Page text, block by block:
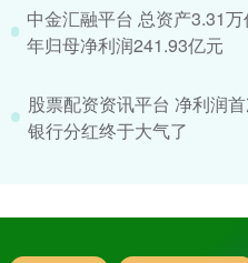
中金汇融平台 总资产3.31
年归母净利润241.93亿元
股票配资资讯平台 净利润
银行分红终于大气了